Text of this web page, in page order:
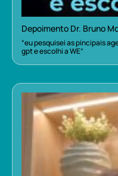
Depoimento Dr. Bruno
“eu pesquisei as pincipais
gpt e escolhi a WE”